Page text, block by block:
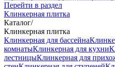
Перейти в раздел
Клинкерная плитка
Каталог/
Клинкерная плитка
Клинкерная для бассейна
комнатыКлинкерная для кухни
лестницыКлинкерная для